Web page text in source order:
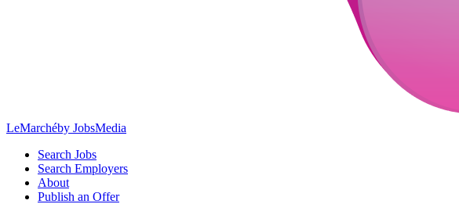
LeMarchéby JobsMedia
Search Jobs
Search Employers
About
Publish an Offer